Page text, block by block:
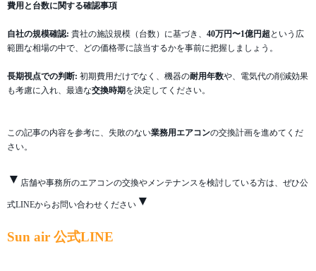
費用と台数に関する確認事項
自社の規模確認: 貴社の施設規模（台数）に基づき、 40万円〜1億円超 という広
範囲な相場の中で、どの価格帯に該当するかを事前に把握しましょう。
長期視点での判断: 初期費用だけでなく、機器の耐用年数や、電気代の削減効果
も考慮に入れ、最適な交換時期を決定してください。
この記事の内容を参考に、失敗のない業務用エアコンの交換計画を進めてくだ
さい。
▼ 店舗や事務所のエアコンの交換やメンテナンスを検討している方は、ぜひ公
式LINEからお問い合わせください ▼
Sun air 公式LINE